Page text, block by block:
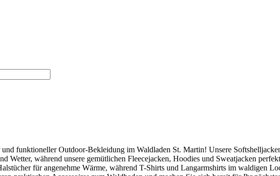
funktioneller Outdoor-Bekleidung im Waldladen St. Martin! Unsere
Wetter, während unsere gemütlichen Fleecejacken, Hoodies und Sweatjacken
für angenehme Wärme, während T-Shirts und Langarmshirts im waldigen